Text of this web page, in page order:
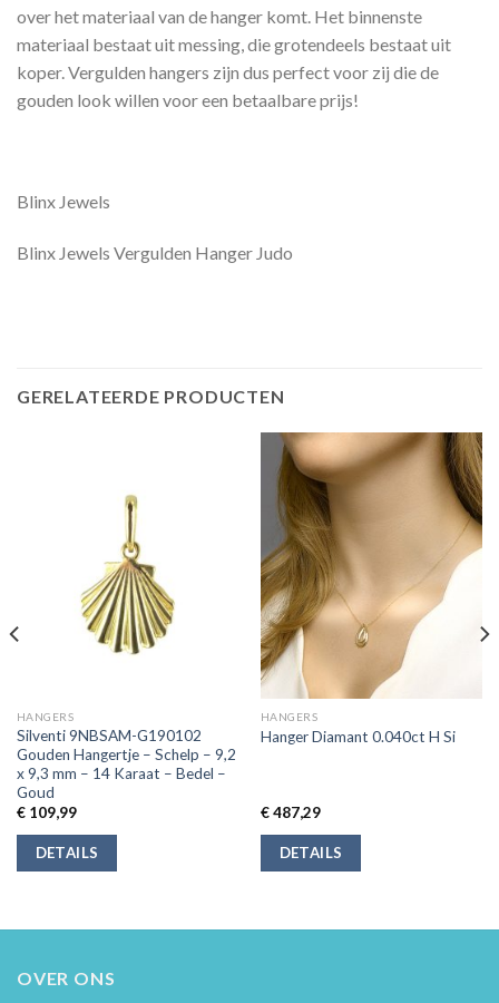
over het materiaal van de hanger komt. Het binnenste
materiaal bestaat uit messing, die grotendeels bestaat uit
koper. Vergulden hangers zijn dus perfect voor zij die de
gouden look willen voor een betaalbare prijs!
Blinx Jewels
Blinx Jewels Vergulden Hanger Judo
GERELATEERDE PRODUCTEN
HANGERS
Silventi 9NBSAM-G190102
Gouden Hangertje – Schelp – 9,2
x 9,3 mm – 14 Karaat – Bedel –
Goud
€109,99
DETAILS
HANGERS
Hanger Diamant 0.040ct H Si
€487,29
DETAILS
OVER ONS